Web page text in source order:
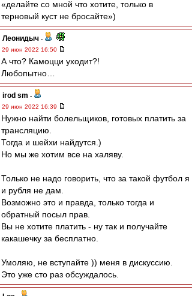
«делайте со мной что хотите, только в
терновый куст не бросайте»)
Леонидыч -
29 июн 2022 16:50
А что? Камоцци уходит?!
Любопытно…
irod sm -
29 июн 2022 16:39
Нужно найти болельщиков, готовых платить за
трансляцию.
Тогда и шейхи найдутся.)
Но мы же хотим все на халяву.
Только не надо говорить, что за такой футбол я
и рубля не дам.
Возможно это и правда, только тогда и
обратный посыл прав.
Вы не хотите платить - ну так и получайте
какашечку за бесплатно.
Умоляю, не вступайте )) меня в дискуссию.
Это уже сто раз обсуждалось.